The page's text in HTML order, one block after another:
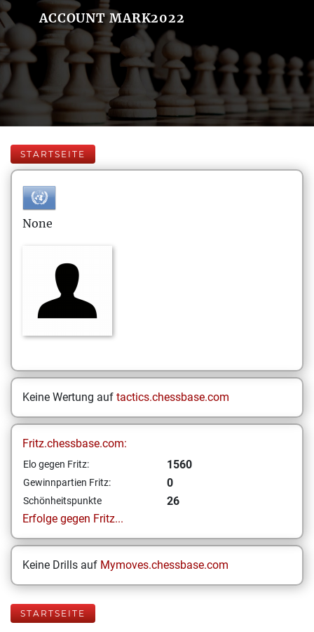
ACCOUNT MARK2022
STARTSEITE
None
Keine Wertung auf tactics.chessbase.com
Fritz.chessbase.com:
Elo gegen Fritz: 1560
Gewinnpartien Fritz: 0
Schönheitspunkte
26
Erfolge gegen Fritz...
Keine Drills auf Mymoves.chessbase.com
STARTSEITE